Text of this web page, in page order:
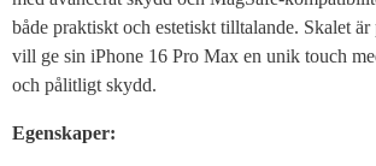
både praktiskt och estetiskt tilltalande. Skalet
vill ge sin iPhone 16 Pro Max en unik touch
och pålitligt skydd.
Egenskaper: